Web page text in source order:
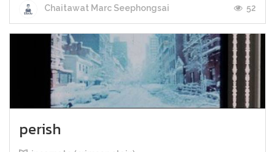
Chaitawat Marc Seephongsai 52
perish